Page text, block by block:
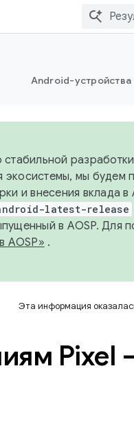
Android-устройства
мы будем
и внесения вклада в
latest-release
в AOSP. Для
AOSP» .
Эта информация
Pixel